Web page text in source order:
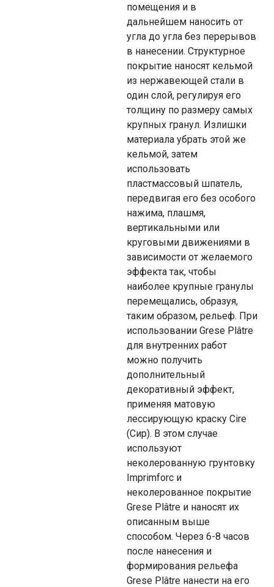
помещения и в
дальнейшем наносить от
угла до угла без перерывов
в нанесении. Структурное
покрытие наносят кельмой
из нержавеющей стали в
один слой, регулируя его
толщину по размеру самых
крупных гранул. Излишки
материала убрать этой же
кельмой, затем
использовать
пластмассовый шпатель,
передвигая его без особого
нажима, плашмя,
вертикальными или
круговыми движениями в
зависимости от желаемого
эффекта так, чтобы
наиболее крупные гранулы
перемещались, образуя,
таким образом, рельеф. При
использовании Grese Plâtre
для внутренних работ
можно получить
дополнительный
декоративный эффект,
применяя матовую
лессирующую краску Cire
(Сир). В этом случае
используют
неколерованную грунтовку
Imprimforc и
неколерованное покрытие
Grese Plâtre и наносят их
описанным выше
способом. Через 6-8 часов
после нанесения и
формирования рельефа
Grese Plâtre нанести на его